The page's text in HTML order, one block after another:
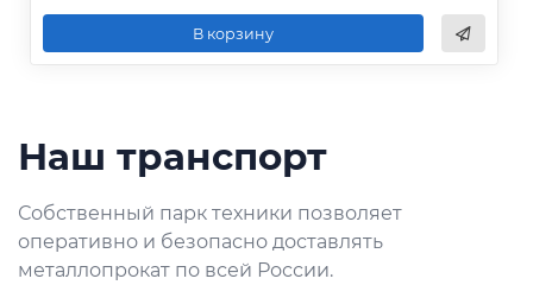
В корзину
Наш транспорт
Собственный парк техники позволяет
оперативно и безопасно доставлять
металлопрокат по всей России.